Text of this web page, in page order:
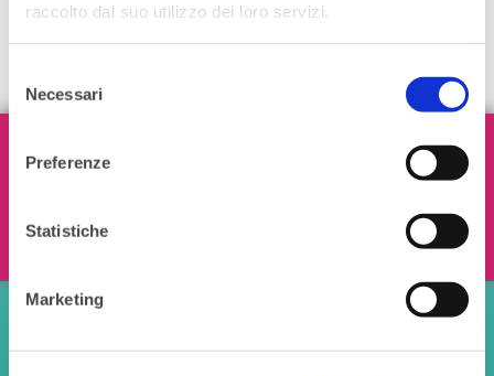
raccolto dal suo utilizzo dei loro servizi.
delNecessari
Preferenze
Statistiche
Marketing